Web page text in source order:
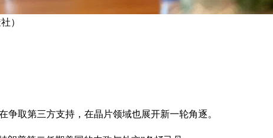
）
取第三方支持，在晶片领域也展开新一轮角逐。